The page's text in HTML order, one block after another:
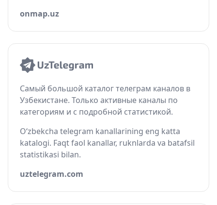
onmap.uz
Самый большой каталог телеграм каналов в
Узбекистане. Только активные каналы по
категориям и с подробной статистикой.
O‘zbekcha telegram kanallarining eng katta
katalogi. Faqt faol kanallar, ruknlarda va batafsil
statistikasi bilan.
uztelegram.com